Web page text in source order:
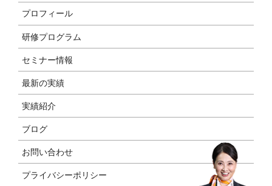
プロフィール
研修プログラム
セミナー情報
最新の実績
実績紹介
ブログ
お問い合わせ
プライバシーポリシー